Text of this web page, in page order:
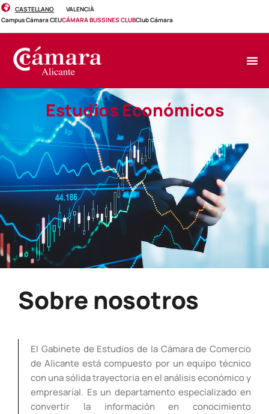
CASTELLANO
VALENCIÀ
Campus Cámara CEUCÁMARA BUSSINES CLUBClub Cámara
Estudios Económicos
Sobre nosotros
El Gabinete de Estudios de la Cámara de Comercio
de Alicante está compuesto por un equipo técnico
con una sólida trayectoria en el análisis económico y
empresarial. Es un departamento especializado en
convertir la información en conocimiento